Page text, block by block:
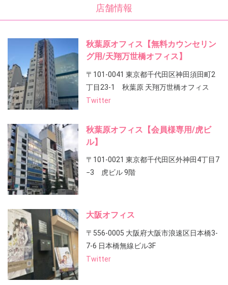
店舗情報
秋葉原オフィス【無料カウンセリン
グ用/天翔万世橋オフィス】
〒101-0041 東京都千代田区神田須田町2
丁目23-1 秋葉原 天翔万世橋オフィス
Twitter
秋葉原オフィス【会員様専用/虎ビ
ル】
〒101-0021 東京都千代田区外神田4丁目7
−3 虎ビル 9階
大阪オフィス
〒556-0005 大阪府大阪市浪速区日本橋3-
7-6 日本橋無線ビル3F
Twitter